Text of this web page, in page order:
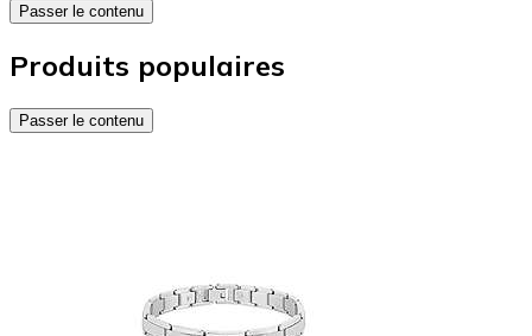
Passer le contenu
Produits populaires
Passer le contenu